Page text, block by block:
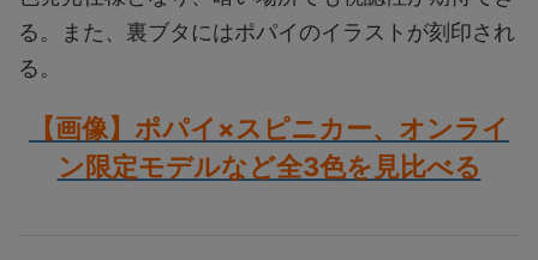
る。また、裏ブタにはポパイのイラストが刻印され
る。
【画像】ポパイ×スピニカー、オンライ
ン限定モデルなど全3色を見比べる